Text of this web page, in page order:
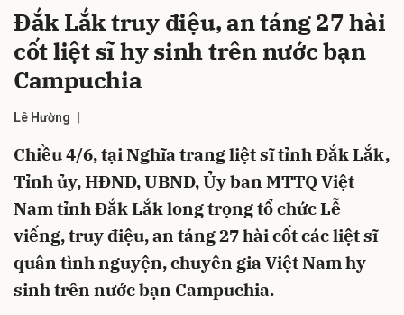
Đắk Lắk truy điệu, an táng 27 hài
cốt liệt sĩ hy sinh trên nước bạn
Campuchia
Lê Hường
Chiều 4/6, tại Nghĩa trang liệt sĩ tỉnh Đắk Lắk,
Tỉnh ủy, HĐND, UBND, Ủy ban MTTQ Việt
Nam tỉnh Đắk Lắk long trọng tổ chức Lễ
viếng, truy điệu, an táng 27 hài cốt các liệt sĩ
quân tình nguyện, chuyên gia Việt Nam hy
sinh trên nước bạn Campuchia.